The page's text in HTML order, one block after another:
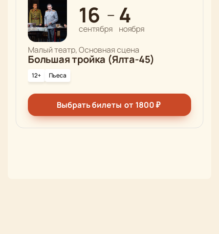
16
сентября
— 4
ноября
Малый театр, Основная сцена
Большая тройка (Ялта-45)
12+ Пьеса
Выбрать билеты от 1800₽